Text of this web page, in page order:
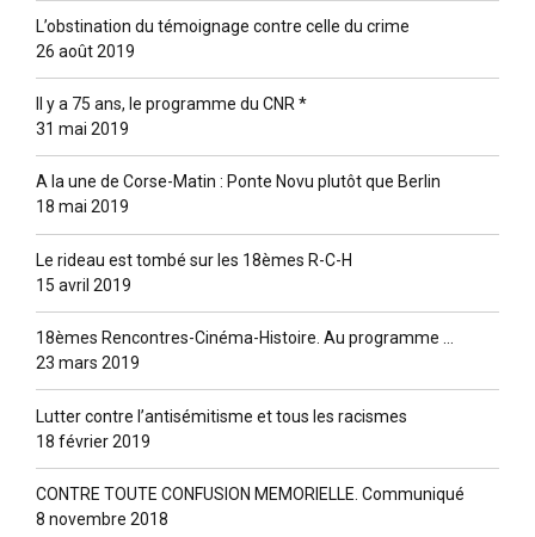
L’obstination du témoignage contre celle du crime
26 août 2019
Il y a 75 ans, le programme du CNR *
31 mai 2019
A la une de Corse-Matin : Ponte Novu plutôt que Berlin
18 mai 2019
Le rideau est tombé sur les 18èmes R-C-H
15 avril 2019
18èmes Rencontres-Cinéma-Histoire. Au programme …
23 mars 2019
Lutter contre l’antisémitisme et tous les racismes
18 février 2019
CONTRE TOUTE CONFUSION MEMORIELLE. Communiqué
8 novembre 2018